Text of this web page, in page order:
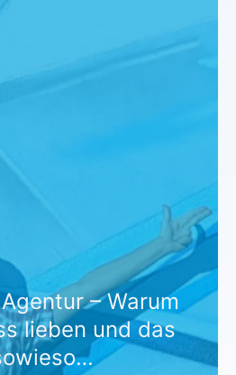
– Warum
lieben und das